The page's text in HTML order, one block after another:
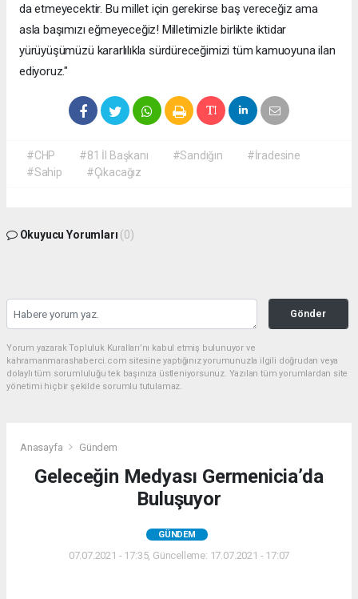
da etmeyecektir. Bu millet için gerekirse baş vereceğiz ama
asla başımızı eğmeyeceğiz! Milletimizle birlikte iktidar
yürüyüşümüzü kararlılıkla sürdüreceğimizi tüm kamuoyuna ilan
ediyoruz."
#CHP #81 İl Başkanı #Sandığın
#İradesine
#Sahip
#Çıkacağız
Okuyucu Yorumları (0)
Gönder
Yorum yazarak Topluluk Kuralları’nı kabul etmiş bulunuyor ve
kahramanmarashaberci.com sitesine yaptığınız yorumunuzla ilgili doğrudan veya
dolaylı tüm sorumluluğu tek başınıza üstleniyorsunuz. Yazılan tüm yorumlardan site
yönetimi hiçbir şekilde sorumlu tutulamaz.
Anasayfa Gündem
Geleceğin Medyası Germenicia’da
Buluşuyor
GÜNDEM
07.07.2021 - 17:35, Güncelleme: 17.07.2021 - 17:07